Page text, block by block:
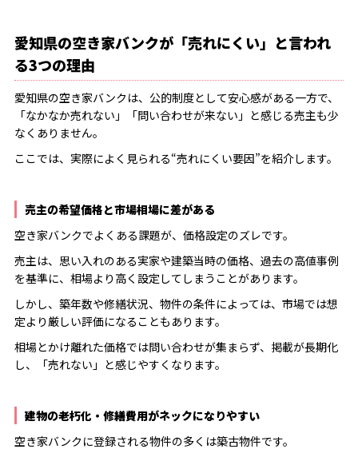
愛知県の空き家バンクが「売れにくい」と言われ
る3つの理由
愛知県の空き家バンクは、公的制度として安心感がある一方で、
「なかなか売れない」「問い合わせが来ない」と感じる売主も少
なくありません。
ここでは、実際によく見られる“売れにくい要因”を紹介します。
売主の希望価格と市場相場に差がある
空き家バンクでよくある課題が、価格設定のズレです。
売主は、思い入れのある実家や建築当時の価格、過去の高値事例
を基準に、相場より高く設定してしまうことがあります。
しかし、築年数や修繕状況、物件の条件によっては、市場では想
定より厳しい評価になることもあります。
相場とかけ離れた価格では問い合わせが集まらず、掲載が長期化
し、「売れない」と感じやすくなります。
建物の老朽化・修繕費用がネックになりやすい
空き家バンクに登録される物件の多くは築古物件です。